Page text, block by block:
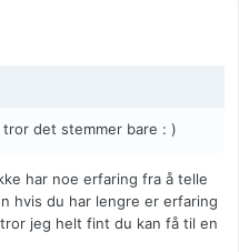
det stemmer bare : )
har noe erfaring fra å telle
hvis du har lengre er erfaring
jeg helt fint du kan få til en